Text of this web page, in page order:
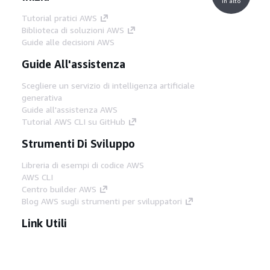
Tutorial pratici AWS
Biblioteca di soluzioni AWS
Guide alle decisioni AWS
Guide All'assistenza
Scegliere un servizio di intelligenza artificiale
generativa
Guide all'assistenza AWS
Tutorial AWS CLI su GitHub
Strumenti Di Sviluppo
Libreria di esempi di codice AWS
AWS CLI
Centro builder AWS
Blog AWS sugli strumenti per sviluppatori
Link Utili